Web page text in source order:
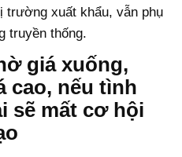
trường xuất khẩu, vẫn phụ
truyền thống.
giá xuống,
cao, nếu tình
sẽ mất cơ hội